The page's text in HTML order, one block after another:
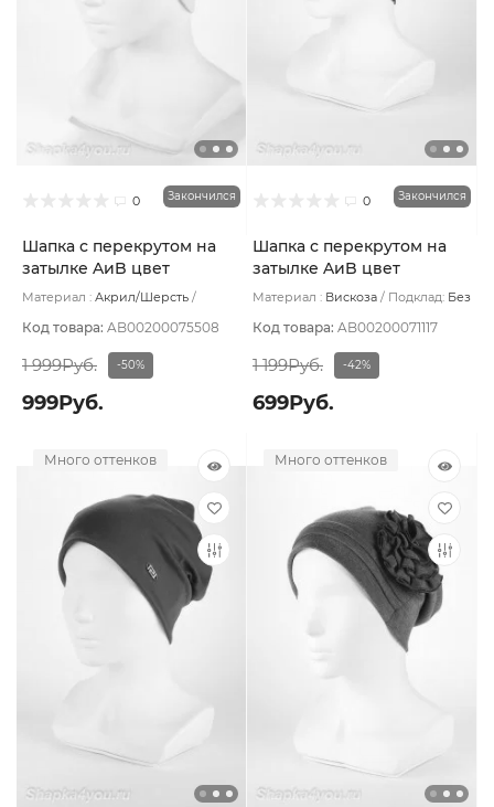
0 Закончился
Шапка с перекрутом на
затылке AиB цвет
Лимонный
Материал : Акрил/Шерсть
Код товара: AB00200075508
1 999Руб. -50%
999Руб.
0 Закончился
Шапка с перекрутом на
затылке AиB цвет
Коричневый темный/
Материал : Вискоза Подклад: Без
Код товара: AB00200071117
1 199Руб. -42%
699Руб.
Много оттенков Много оттенков